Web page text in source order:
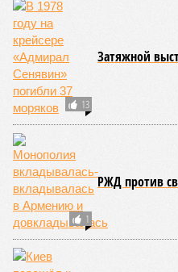
ли это переубедит
крепко. Пару лет назад он
что главная задача женщин
делать, «пока рожалка
удивительного? Ильтяков с
скупкой скота в деревнях,
мясоторговле и стал
срок подряд.
как на свиноматок,
заявляет, что его-де не так
дискредитировать. Да нет,
наверняка избиратели
Героини мультика «Три
России.